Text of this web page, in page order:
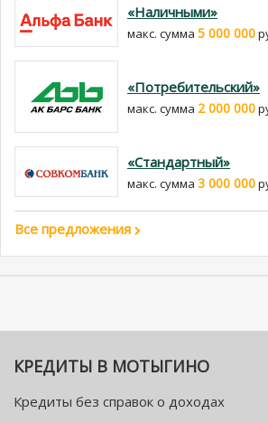
«Наличными»
макс. сумма 5 000 000
«Потребительский»
макс. сумма 2 000 000
«Стандартный»
макс. сумма 3 000 000
Все предложения
КРЕДИТЫ В МОТЫГИНО
Кредиты без справок о доходах